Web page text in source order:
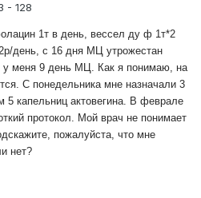
- 128
1т в день, вессел ду ф 1т*2
день, с 16 дня МЦ утрожестан
у меня 9 день МЦ. Как я понимаю, на
С понедельника мне назначали 3
капельниц актовегина. В феврале
протокол. Мой врач не понимает
пожалуйста, что мне
нет?